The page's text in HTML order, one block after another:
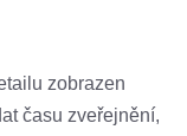
zobrazen
času zveřejnění,